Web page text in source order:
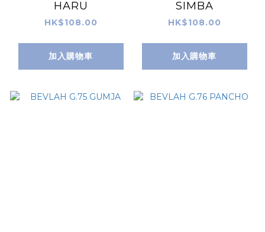
HARU
HK$108.00
加入購物車
SIMBA
HK$108.00
加入購物車